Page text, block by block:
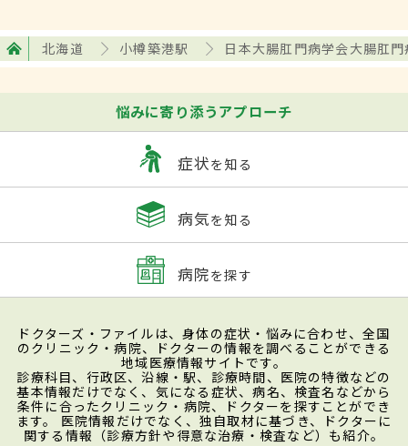
北海道 小樽築港駅 日本大腸肛門病学会大腸肛
悩みに寄り添うアプローチ
症状を知る
病気を知る
病院を探す
ドクターズ・ファイルは、身体の症状・悩みに合わせ、全国
のクリニック・病院、ドクターの情報を調べることができる
地域医療情報サイトです。
診療科目、行政区、沿線・駅、診療時間、医院の特徴などの
基本情報だけでなく、気になる症状、病名、検査名などから
条件に合ったクリニック・病院、ドクターを探すことができ
ます。 医院情報だけでなく、独自取材に基づき、ドクターに
関する情報（診療方針や得意な治療・検査など）も紹介。